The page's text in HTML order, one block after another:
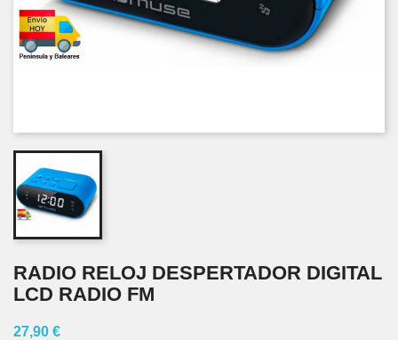
RADIO RELOJ DESPERTADOR DIGITAL
LCD RADIO FM
27,90 €